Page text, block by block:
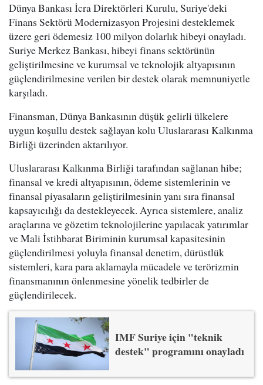
Dünya Bankası İcra Direktörleri Kurulu, Suriye'deki
Finans Sektörü Modernizasyon Projesini desteklemek
üzere geri ödemesiz 100 milyon dolarlık hibeyi onayladı.
Suriye Merkez Bankası, hibeyi finans sektörünün
geliştirilmesine ve kurumsal ve teknolojik altyapısının
güçlendirilmesine verilen bir destek olarak memnuniyetle
karşıladı.
Finansman, Dünya Bankasının düşük gelirli ülkelere
uygun koşullu destek sağlayan kolu Uluslararası Kalkınma
Birliği üzerinden aktarılıyor.
Uluslararası Kalkınma Birliği tarafından sağlanan hibe;
finansal ve kredi altyapısının, ödeme sistemlerinin ve
finansal piyasaların geliştirilmesinin yanı sıra finansal
kapsayıcılığı da destekleyecek. Ayrıca sistemlere, analiz
araçlarına ve gözetim teknolojilerine yapılacak yatırımlar
ve Mali İstihbarat Biriminin kurumsal kapasitesinin
güçlendirilmesi yoluyla finansal denetim, dürüstlük
sistemleri, kara para aklamayla mücadele ve terörizmin
finansmanının önlenmesine yönelik tedbirler de
güçlendirilecek.
IMF Suriye için "teknik
destek" programını onayladı